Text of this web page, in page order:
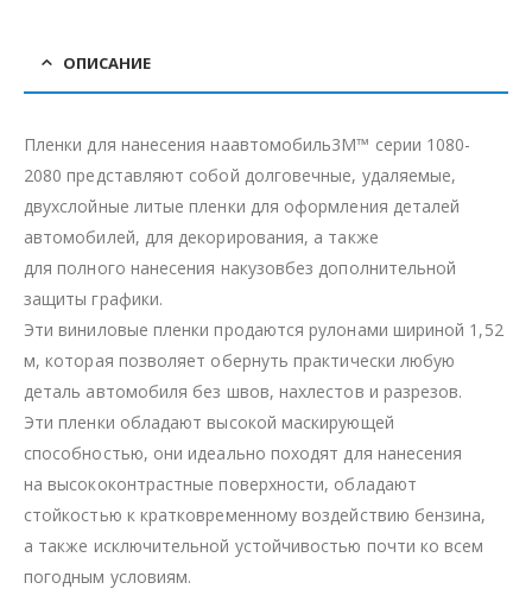
ОПИСАНИЕ
Пленки для нанесения наавтомобиль3M™ серии 1080-
2080 представляют собой долговечные, удаляемые,
двухслойные литые пленки для оформления деталей
автомобилей, для декорирования, а также
для полного нанесения накузовбез дополнительной
защиты графики.
Эти виниловые пленки продаются рулонами шириной 1,52
м, которая позволяет обернуть практически любую
деталь автомобиля без швов, нахлестов и разрезов.
Эти пленки обладают высокой маскирующей
способностью, они идеально походят для нанесения
на высококонтрастные поверхности, обладают
стойкостью к кратковременному воздействию бензина,
а также исключительной устойчивостью почти ко всем
погодным условиям.